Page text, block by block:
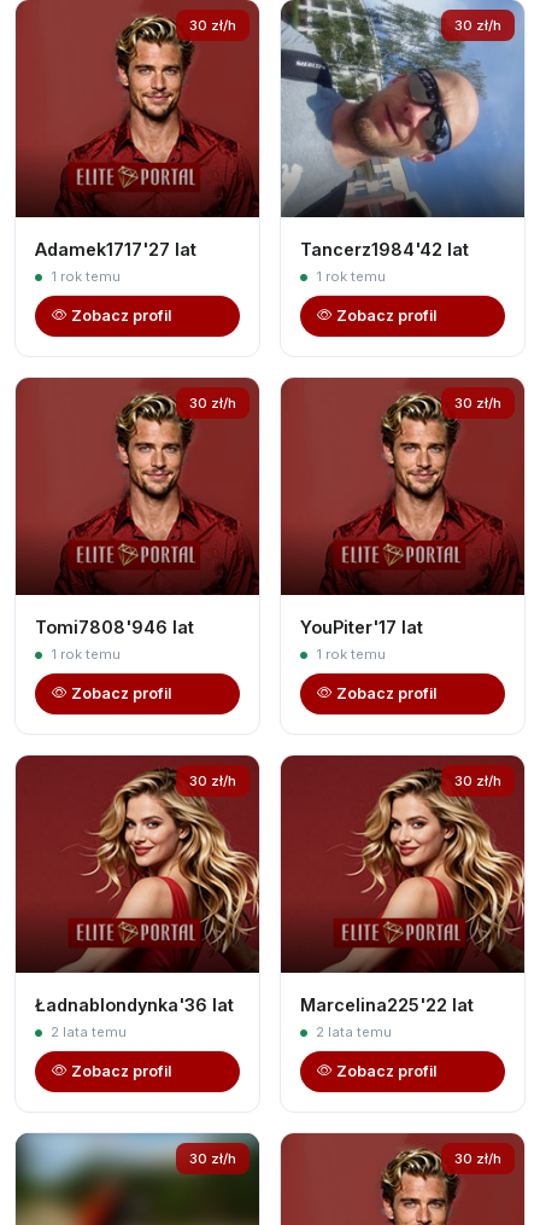
30 zł/h
Adamek1717'27 lat
1 rok temu
Zobacz profil
30 zł/h
Tancerz1984'42 lat
1 rok temu
Zobacz profil
30 zł/h
Tomi7808'946 lat
1 rok temu
Zobacz profil
30 zł/h
YouPiter'17 lat
1 rok temu
Zobacz profil
30 zł/h
Ładnablondynka'36 lat
2 lata temu
Zobacz profil
30 zł/h
Marcelina225'22 lat
2 lata temu
Zobacz profil
30 zł/h 30 zł/h